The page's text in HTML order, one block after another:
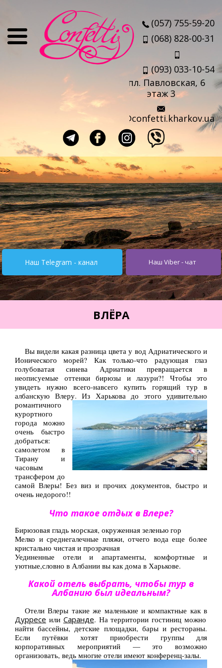
Отзывы
Выезд агента
Прокат чемоданов
Такси в аэропорт
Travel-sim
Страны
Турция от $195
Кипр от $251
Египет от $252
Италия от $355
Болгария от $62
ОАЭ от $345
Украина от $11
Туры
Горящие туры
Автобусные туры
Туры по Украине
Полезно
Журнал ярких путешествий
(блог)
Справочник туриста
Контакты
(057) 755-59-20
(068) 828-00-31
(093) 033-10-54
пл. Павловская, 6
этаж 3
info@confetti.kharkov.ua
-->
Наш Telegram - канал Наш Viber - чат
ВЛЁРА
Вы видели какая разница цвета у вод Адриатического и
Ионического морей? Как только-что радующая глаз
голубоватая синева Адриатики превращается в
неописуемые оттенки бирюзы и лазури?! Чтобы это
увидеть нужно всего-навсего купить горящий тур в
албанскую Влеру. Из Харькова до этого удивительно
романтичного
курортного
города можно
очень быстро
добраться:
самолетом в
Тирану и
часовым
трансфером до
самой Влеры! Без виз и прочих документов, быстро и
очень недорого!!
Что такое отдых в Влере?
Бирюзовая гладь морская, окруженная зеленью гор
Мелко и среднегалечные пляжи, отчего вода еще более
кристально чистая и прозрачная
Уединенные отели и апартаменты, комфортные и
уютные,словно в Албании вы как дома в Харькове.
Какой отель выбрать, чтобы тур в
Албанию был идеальным?
Отели Влеры такие же маленькие и компактные как в
Дурресе или Саранде. На территории гостиниц можно
найти бассейны, детские площадки, бары и рестораны.
Если путёвки хотят приобрести группы для
корпоративных мероприятий — это возможно
организовать, ведь многие отели имеют конференц-залы.